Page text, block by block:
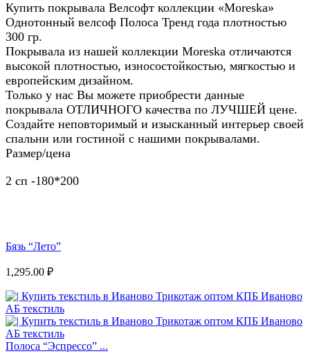
Купить покрывала Велсофт коллекции «Moreska»
Однотонный велсоф Полоса Тренд года плотностью
300 гр.
Покрывала из нашей коллекции Moreska отличаются
высокой плотностью, износостойкостью, мягкостью и
европейским дизайном.
Только у нас Вы можете приобрести данные
покрывала ОТЛИЧНОГО качества по ЛУЧШЕЙ цене.
Создайте неповторимый и изысканный интерьер своей
спальни или гостиной с нашими покрывалами.
Размер/цена
2 сп -180*200
Бязь “Лето”
1,295.00 ₽
Полоса “Эспрессо” ...